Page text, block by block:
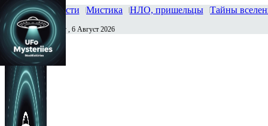
Главная Новости Мистика НЛО, пришельцы Тайны
Сегодня Четверг , 6 Август 2026